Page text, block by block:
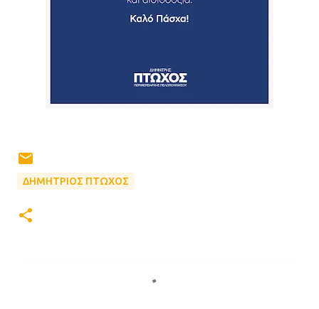
ΔΗΜΗΤΡΙΟΣ ΠΤΩΧΟΣ